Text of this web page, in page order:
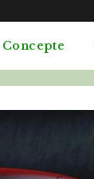
Concepte